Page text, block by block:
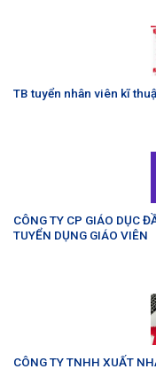
TB tuyển nhân viên kĩ
CÔNG TY CP GIÁO DỤC
TUYỂN DỤNG GIÁO VIÊN
CÔNG TY TNHH XUẤT